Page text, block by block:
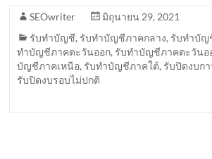
SEOwriter
มิถุนายน 29, 2021
รับทำบัญชี, รับทำบัญชีภาคกลาง, รับทำบัญ
ทำบัญชีภาคตะวันออก, รับทำบัญชีภาคตะวันอ
บัญชีภาคเหนือ, รับทำบัญชีภาคใต้, รับปิดงบก
รับปิดงบรอบไม่ปกติ